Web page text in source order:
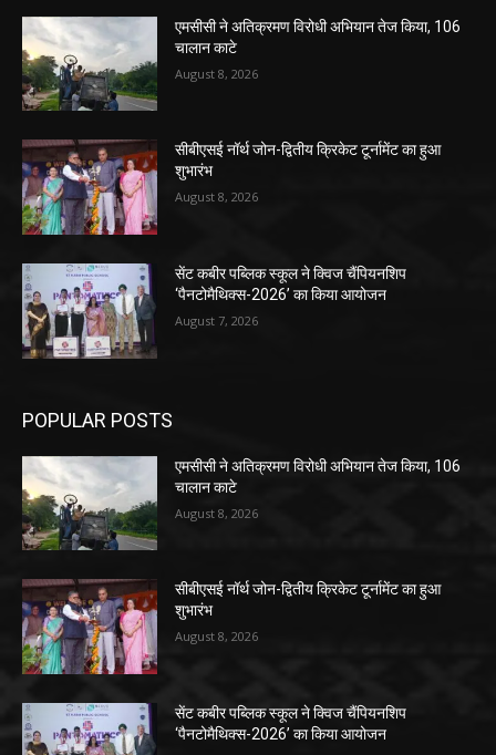
एमसीसी ने अतिक्रमण विरोधी अभियान तेज किया, 106
चालान काटे
August 8, 2026
सीबीएसई नॉर्थ जोन-द्वितीय क्रिकेट टूर्नामेंट का हुआ
शुभारंभ
August 8, 2026
सेंट कबीर पब्लिक स्कूल ने क्विज चैंपियनशिप
‘पैनटोमैथिक्स-2026’ का किया आयोजन
August 7, 2026
POPULAR POSTS
एमसीसी ने अतिक्रमण विरोधी अभियान तेज किया, 106
चालान काटे
August 8, 2026
सीबीएसई नॉर्थ जोन-द्वितीय क्रिकेट टूर्नामेंट का हुआ
शुभारंभ
August 8, 2026
सेंट कबीर पब्लिक स्कूल ने क्विज चैंपियनशिप
‘पैनटोमैथिक्स-2026’ का किया आयोजन